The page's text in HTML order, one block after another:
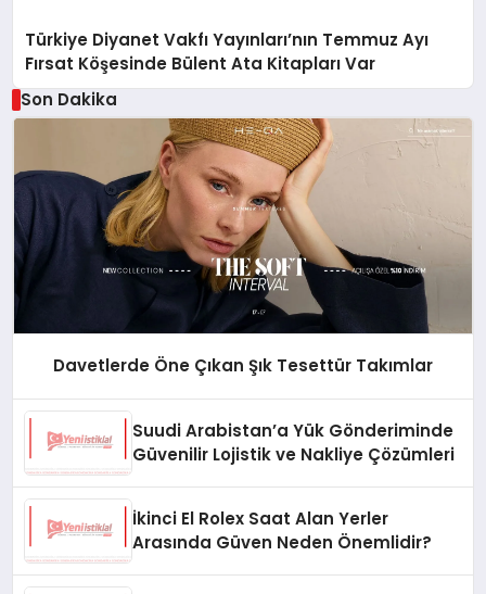
Türkiye Diyanet Vakfı Yayınları’nın Temmuz Ayı
Fırsat Köşesinde Bülent Ata Kitapları Var
Son Dakika
Davetlerde Öne Çıkan Şık Tesettür Takımlar
Suudi Arabistan’a Yük Gönderiminde
Güvenilir Lojistik ve Nakliye Çözümleri
İkinci El Rolex Saat Alan Yerler
Arasında Güven Neden Önemlidir?